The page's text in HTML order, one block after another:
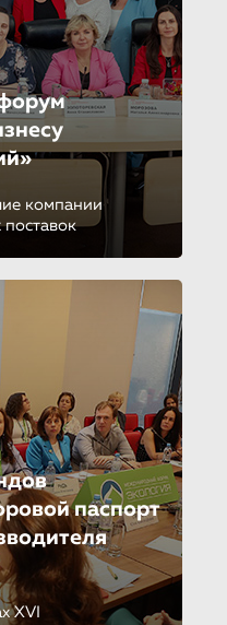
компании
поставок
паспорт
XVI